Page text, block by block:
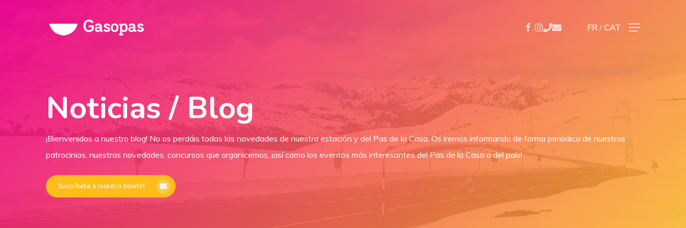
Menu
Facebook
Instagram
Phone
Email FR / CAT
Noticias / Blog
¡Bienvenidos a nuestro blog! No os perdáis todas las novedades de nuestra estación y del Pas de la Casa. Os iremos informando de forma periódica de nuestros
patrocinios, nuestras novedades, concursos que organicemos, ¡así como los eventos más interesantes del Pas de la Casa o del país!
Suscríbete a nuestro boletín